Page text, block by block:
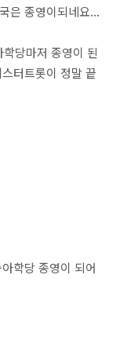
은 종영이되네요...
당마저 종영이 된
터트롯이 정말 끝
학당 종영이 되어